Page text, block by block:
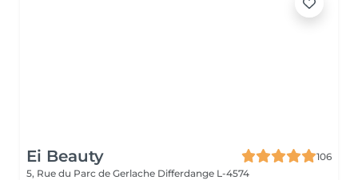
Ei Beauty
106
5, Rue du Parc de Gerlache Differdange L-4574